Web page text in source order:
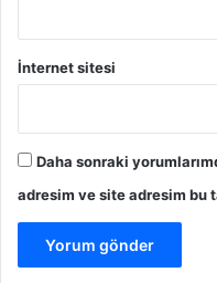
İnternet sitesi
Daha sonraki
adresim ve site adresim bu